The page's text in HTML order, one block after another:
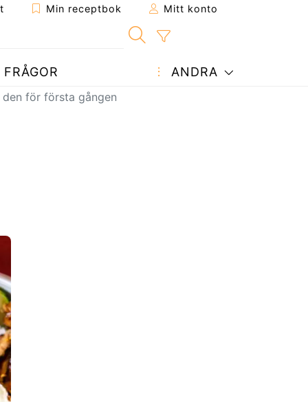
Min receptbok Mitt konto
FRÅGOR ANDRA
för första gången